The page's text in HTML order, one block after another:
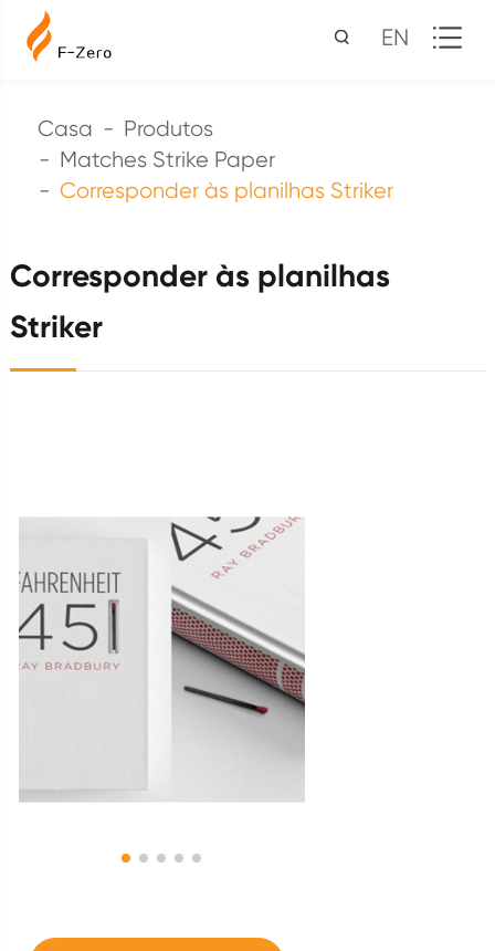
EN
Casa
Produtos
Matches Strike Paper
Corresponder às planilhas Striker
Corresponder às planilhas
Striker